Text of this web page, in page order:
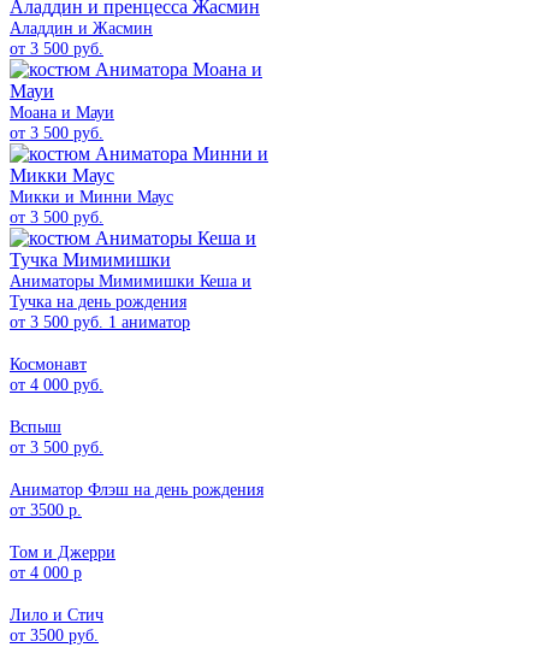
Аладдин и Жасмин
от 3 500 руб.
Моана и Мауи
от 3 500 руб.
Микки и Минни Маус
от 3 500 руб.
Аниматоры Мимимишки Кеша и
Тучка на день рождения
от 3 500 руб. 1 аниматор
Космонавт
от 4 000 руб.
Вспыш
от 3 500 руб.
Аниматор Флэш на день рождения
от 3500 р.
Том и Джерри
от 4 000 р
Лило и Стич
от 3500 руб.